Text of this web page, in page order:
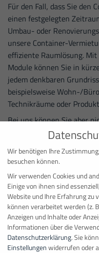
Für den Fall, dass Sie den
einen festgelegten
Umbau- oder
unsere Container-
effiziente Raumlösung.
Module können Sie in
jedem denkbaren
beispielsweise Wohn-/
Technikräume oder
Bei uns können Sie aber
sondern auch kaufen. Wir
neuer Container als auch
neuwertigem Zustand in
flexiblen
Zubehörelementen
Ihren Vorstellungen.
Möglichkeiten,
schaffen.
Innovative Container
Wir benötigen Ihre
besuchen können.
Wir verwenden Cookies und
Einige von ihnen sind
Website und Ihre Erfahrung zu
können verarbeitet werden (z.
Anzeigen und Inhalte oder
Informationen über die
Datenschutzerklärung.Sie
Einstellungenwiderrufen oder